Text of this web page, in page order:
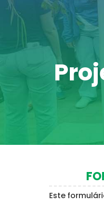
Este